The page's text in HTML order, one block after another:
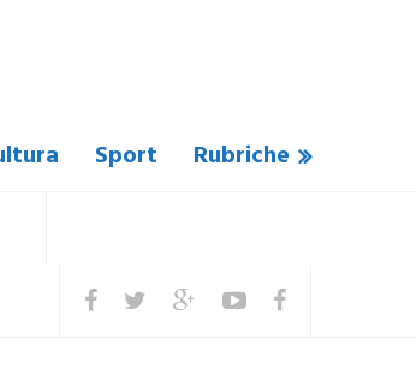
Sport Rubriche